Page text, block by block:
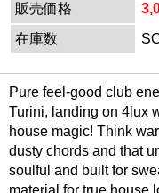
販売価格
在庫数
Pure feel-good club
Turini, landing on 4lux
house magic! Think
dusty chords and that
soulful and built for
material for true house